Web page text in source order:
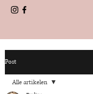
Post
Alle artikelen